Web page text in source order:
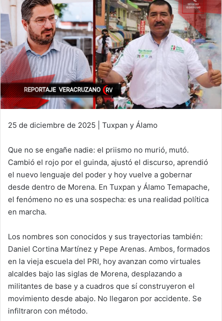
25 de diciembre de 2025 | Tuxpan y Álamo
Que no se engañe nadie: el priismo no murió, mutó.
Cambió el rojo por el guinda, ajustó el discurso, aprendió
el nuevo lenguaje del poder y hoy vuelve a gobernar
desde dentro de Morena. En Tuxpan y Álamo Temapache,
el fenómeno no es una sospecha: es una realidad política
en marcha.
Los nombres son conocidos y sus trayectorias también:
Daniel Cortina Martínez y Pepe Arenas. Ambos, formados
en la vieja escuela del PRI, hoy avanzan como virtuales
alcaldes bajo las siglas de Morena, desplazando a
militantes de base y a cuadros que sí construyeron el
movimiento desde abajo. No llegaron por accidente. Se
infiltraron con método.